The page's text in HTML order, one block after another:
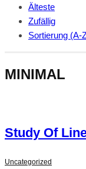
Älteste
Zufällig
Sortierung (A-
MINIMAL
Study Of
Uncategorized